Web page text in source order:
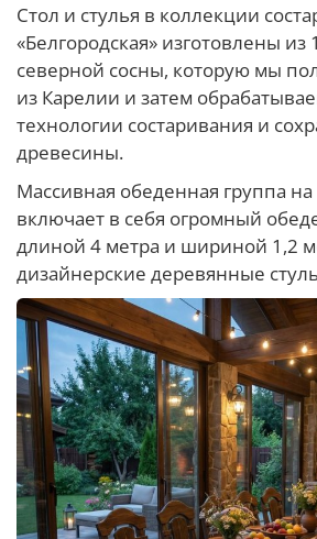
Стол и стулья в коллекции
«Белгородская» изготовлены из
северной сосны, которую мы
из Карелии и затем
технологии состаривания и
древесины.
Массивная обеденная группа
включает в себя огромный
длиной 4 метра и шириной 1,2
дизайнерские деревянные